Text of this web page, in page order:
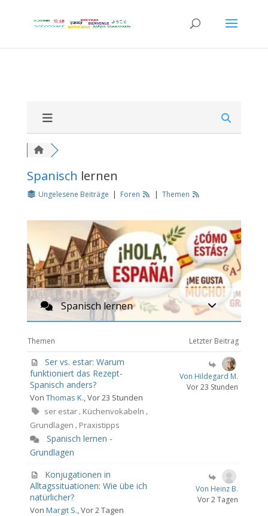
Spanisch lernen
Ungelesene Beiträge | Foren | Themen
Spanisch lernen
Themen Letzter Beitrag
Ser vs. estar: Warum
funktioniert das Rezept-
Spanisch anders?
Von Thomas K., Vor 23 Stunden
ser estar, Küchenvokabeln,
Grundlagen , Praxistipps
Spanisch lernen -
Grundlagen
Von Hildegard M.
Vor 23 Stunden
Konjugationen in
Alltagssituationen: Wie übe ich
natürlicher?
Von Margit S., Vor 2 Tagen
Von Heinz B.
Vor 2 Tagen